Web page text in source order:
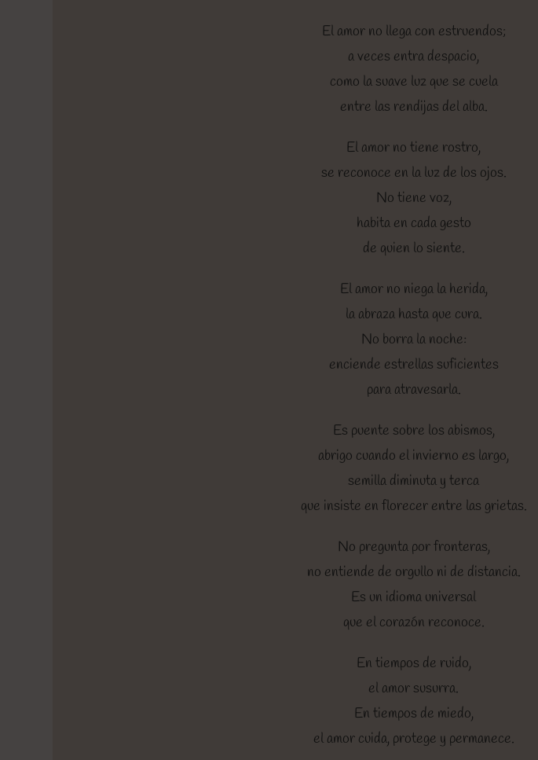
El amor no llega con estruendos;
a veces entra despacio,
como la suave luz que se cuela
entre las rendijas del alba.
El amor no tiene rostro,
se reconoce en la luz de los ojos.
No tiene voz,
habita en cada gesto
de quien lo siente.
El amor no niega la herida,
la abraza hasta que cura.
No borra la noche:
enciende estrellas suficientes
para atravesarla.
Es puente sobre los abismos,
abrigo cuando el invierno es largo,
semilla diminuta y terca
que insiste en florecer entre las grietas.
No pregunta por fronteras,
no entiende de orgullo ni de distancia.
Es un idioma universal
que el corazón reconoce.
En tiempos de ruido,
el amor susurra.
En tiempos de miedo,
el amor cuida, protege y permanece.